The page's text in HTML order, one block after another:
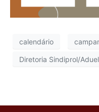
calendário
Diretoria Sindiprol/Aduel